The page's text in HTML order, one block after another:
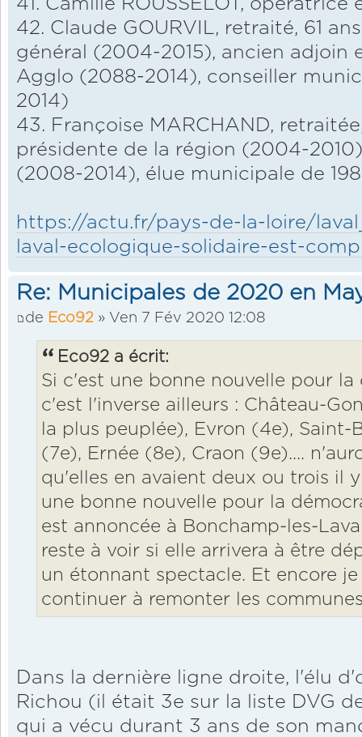
41. Camille ROUSSELOT,
42. Claude GOURVIL, retraité, 61
général (2004-2015), ancien adjoin
Agglo (2088-2014), conseiller
2014)
43. Françoise MARCHAND,
présidente de la région (2004-
(2008-2014), élue municipale de
https://actu.fr/pays-de-la-loire/
laval-ecologique-solidaire-est-
Re: Municipales de 2020 en
de Eco92 » Ven 7 Fév 2020 12:08
Eco92 a écrit:
Si c'est une bonne nouvelle pour la
c'est l'inverse ailleurs : Château-
la plus peuplée), Evron (4e), Saint-
(7e), Ernée (8e), Craon (9e)....
qu'elles en avaient deux ou trois il
une bonne nouvelle pour la
est annoncée à Bonchamp-les-
reste à voir si elle arrivera à être
un étonnant spectacle. Et encore
continuer à remonter les
Dans la dernière ligne droite, l'élu
Richou (il était 3e sur la liste DVG
qui a vécu durant 3 ans de son